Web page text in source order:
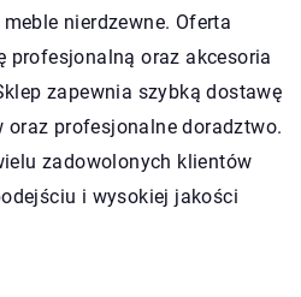
nierdzewne. Oferta
profesjonalną oraz akcesoria
zapewnia szybką dostawę
profesjonalne doradztwo.
zadowolonych klientów
i wysokiej jakości